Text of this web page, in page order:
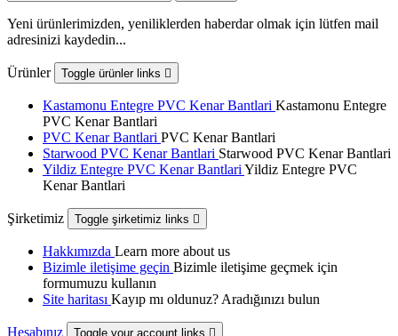
Yeni ürünlerimizden, yeniliklerden haberdar olmak için lütfen mail
adresinizi kaydedin...
Ürünler Toggle ürünler links 
Kastamonu Entegre PVC Kenar Bantlari Kastamonu Entegre
PVC Kenar Bantlari
PVC Kenar Bantlari PVC Kenar Bantlari
Starwood PVC Kenar Bantlari Starwood PVC Kenar Bantlari
Yildiz Entegre PVC Kenar Bantlari Yildiz Entegre PVC
Kenar Bantlari
Şirketimiz Toggle şirketimiz links 
Hakkımızda Learn more about us
Bizimle iletişime geçin Bizimle iletişime geçmek için
formumuzu kullanın
Site haritası Kayıp mı oldunuz? Aradığınızı bulun
Hesabınız Toggle your account links 